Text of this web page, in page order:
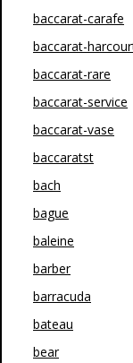
baccarat-carafe
baccarat-
baccarat-rare
baccarat-service
baccarat-vase
baccaratst
bach
bague
baleine
barber
barracuda
bateau
bear